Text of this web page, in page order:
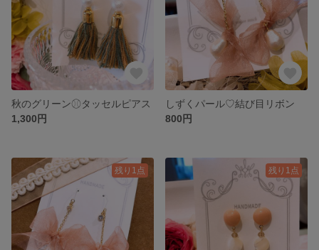
秋のグリーン⚾︎タッセルピアス
1,300円
しずくパール♡結び目リボン
800円
残り1点 残り1点